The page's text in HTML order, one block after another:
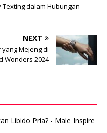
dalam Hubungan
NEXT
yang Mejeng di
Wonders 2024
Libido Pria? - Male Inspire